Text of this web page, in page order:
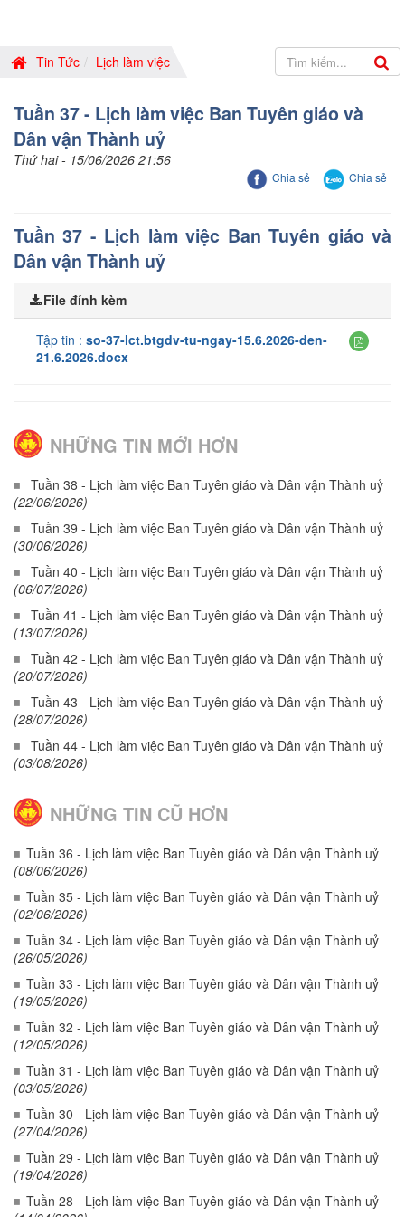
Tin Tức Lịch làm việc
Tuần 37 - Lịch làm việc Ban Tuyên giáo và
Dân vận Thành uỷ
Thứ hai - 15/06/2026 21:56
Chia sẻ Chia sẻ
Tuần 37 - Lịch làm việc Ban Tuyên giáo và
Dân vận Thành uỷ
File đính kèm
Tập tin : so-37-lct.btgdv-tu-ngay-15.6.2026-den-
21.6.2026.docx
NHỮNG TIN MỚI HƠN
Tuần 38 - Lịch làm việc Ban Tuyên giáo và Dân vận Thành uỷ
(22/06/2026)
Tuần 39 - Lịch làm việc Ban Tuyên giáo và Dân vận Thành uỷ
(30/06/2026)
Tuần 40 - Lịch làm việc Ban Tuyên giáo và Dân vận Thành uỷ
(06/07/2026)
Tuần 41 - Lịch làm việc Ban Tuyên giáo và Dân vận Thành uỷ
(13/07/2026)
Tuần 42 - Lịch làm việc Ban Tuyên giáo và Dân vận Thành uỷ
(20/07/2026)
Tuần 43 - Lịch làm việc Ban Tuyên giáo và Dân vận Thành uỷ
(28/07/2026)
Tuần 44 - Lịch làm việc Ban Tuyên giáo và Dân vận Thành uỷ
(03/08/2026)
NHỮNG TIN CŨ HƠN
Tuần 36 - Lịch làm việc Ban Tuyên giáo và Dân vận Thành uỷ
(08/06/2026)
Tuần 35 - Lịch làm việc Ban Tuyên giáo và Dân vận Thành uỷ
(02/06/2026)
Tuần 34 - Lịch làm việc Ban Tuyên giáo và Dân vận Thành uỷ
(26/05/2026)
Tuần 33 - Lịch làm việc Ban Tuyên giáo và Dân vận Thành uỷ
(19/05/2026)
Tuần 32 - Lịch làm việc Ban Tuyên giáo và Dân vận Thành uỷ
(12/05/2026)
Tuần 31 - Lịch làm việc Ban Tuyên giáo và Dân vận Thành uỷ
(03/05/2026)
Tuần 30 - Lịch làm việc Ban Tuyên giáo và Dân vận Thành uỷ
(27/04/2026)
Tuần 29 - Lịch làm việc Ban Tuyên giáo và Dân vận Thành uỷ
(19/04/2026)
Tuần 28 - Lịch làm việc Ban Tuyên giáo và Dân vận Thành uỷ